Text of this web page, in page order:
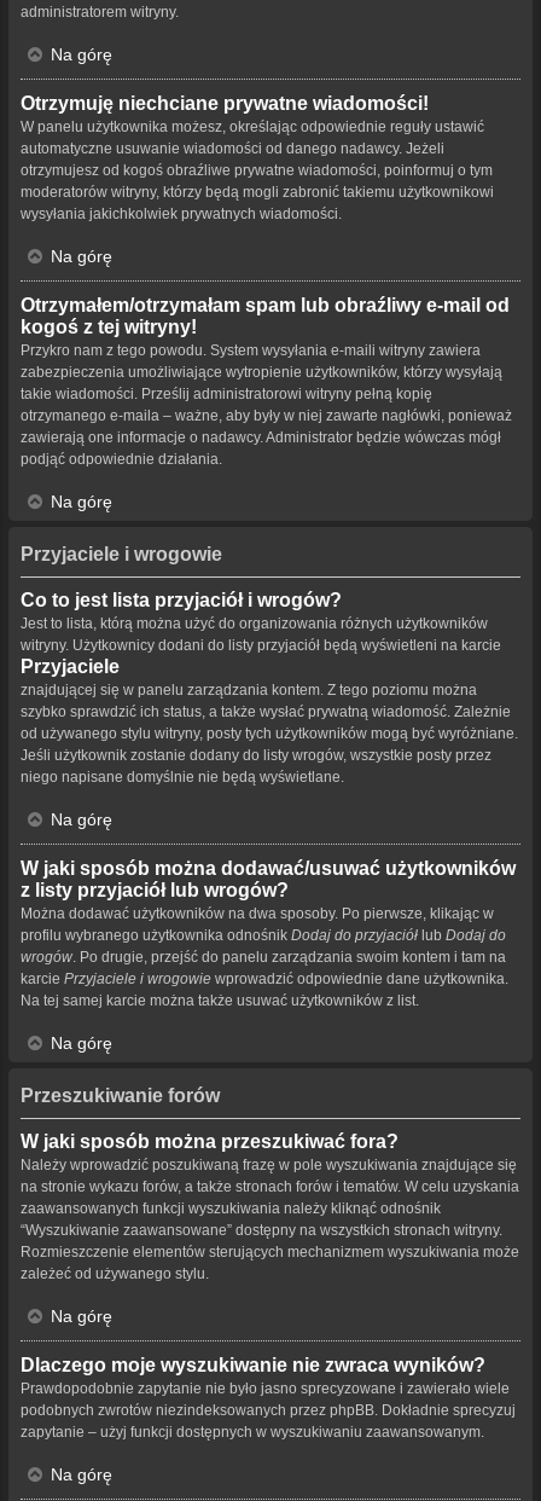
administratorem witryny.
Na górę
Otrzymuję niechciane prywatne wiadomości!
W panelu użytkownika możesz, określając odpowiednie reguły ustawić
automatyczne usuwanie wiadomości od danego nadawcy. Jeżeli
otrzymujesz od kogoś obraźliwe prywatne wiadomości, poinformuj o tym
moderatorów witryny, którzy będą mogli zabronić takiemu użytkownikowi
wysyłania jakichkolwiek prywatnych wiadomości.
Na górę
Otrzymałem/otrzymałam spam lub obraźliwy e-mail od
kogoś z tej witryny!
Przykro nam z tego powodu. System wysyłania e-maili witryny zawiera
zabezpieczenia umożliwiające wytropienie użytkowników, którzy wysyłają
takie wiadomości. Prześlij administratorowi witryny pełną kopię
otrzymanego e-maila – ważne, aby były w niej zawarte nagłówki, ponieważ
zawierają one informacje o nadawcy. Administrator będzie wówczas mógł
podjąć odpowiednie działania.
Na górę
Przyjaciele i wrogowie
Co to jest lista przyjaciół i wrogów?
Jest to lista, którą można użyć do organizowania różnych użytkowników
witryny. Użytkownicy dodani do listy przyjaciół będą wyświetleni na karcie
Przyjaciele
znajdującej się w panelu zarządzania kontem. Z tego poziomu można
szybko sprawdzić ich status, a także wysłać prywatną wiadomość. Zależnie
od używanego stylu witryny, posty tych użytkowników mogą być wyróżniane.
Jeśli użytkownik zostanie dodany do listy wrogów, wszystkie posty przez
niego napisane domyślnie nie będą wyświetlane.
Na górę
W jaki sposób można dodawać/usuwać użytkowników
z listy przyjaciół lub wrogów?
Można dodawać użytkowników na dwa sposoby. Po pierwsze, klikając w
profilu wybranego użytkownika odnośnik Dodaj do przyjaciół lub Dodaj do
wrogów . Po drugie, przejść do panelu zarządzania swoim kontem i tam na
karcie Przyjaciele i wrogowie wprowadzić odpowiednie dane użytkownika.
Na tej samej karcie można także usuwać użytkowników z list.
Na górę
Przeszukiwanie forów
W jaki sposób można przeszukiwać fora?
Należy wprowadzić poszukiwaną frazę w pole wyszukiwania znajdujące się
na stronie wykazu forów, a także stronach forów i tematów. W celu uzyskania
zaawansowanych funkcji wyszukiwania należy kliknąć odnośnik
“Wyszukiwanie zaawansowane” dostępny na wszystkich stronach witryny.
Rozmieszczenie elementów sterujących mechanizmem wyszukiwania może
zależeć od używanego stylu.
Na górę
Dlaczego moje wyszukiwanie nie zwraca wyników?
Prawdopodobnie zapytanie nie było jasno sprecyzowane i zawierało wiele
podobnych zwrotów niezindeksowanych przez phpBB. Dokładnie sprecyzuj
zapytanie – użyj funkcji dostępnych w wyszukiwaniu zaawansowanym.
Na górę